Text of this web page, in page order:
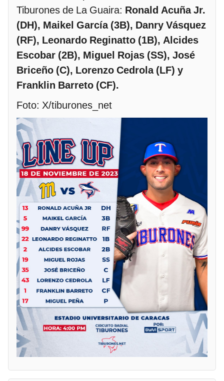
Tiburones de La Guaira: Ronald Acuña Jr.
(DH), Maikel García (3B), Danry Vásquez
(RF), Leonardo Reginatto (1B), Alcides
Escobar (2B), Miguel Rojas (SS), José
Briceño (C), Lorenzo Cedrola (LF) y
Franklin Barreto (CF).
Foto: X/tiburones_net